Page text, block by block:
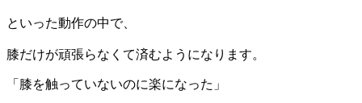
といった動作の中で、
膝だけが頑張らなくて済むようになります。
「膝を触っていないのに楽になった」